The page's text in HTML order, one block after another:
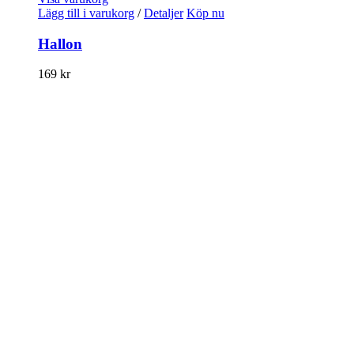
Lägg till i varukorg / Detaljer Köp nu
Hallon
169 kr